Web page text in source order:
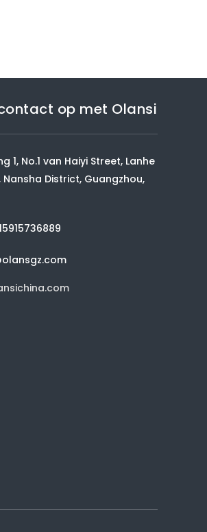
op met Olansi
1, No.1 van Haiyi Street, Lanhe
Nansha District, Guangzhou,